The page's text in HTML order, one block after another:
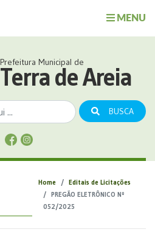
MENU
Prefeitura Municipal de
Terra de Areia
BUSCA
Home
Editais de Licitações
PREGÃO ELETRÔNICO Nº
052/2025